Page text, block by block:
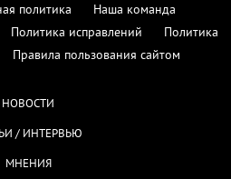
политика
Наша команда
Политика исправлений
Политика
Правила пользования сайтом
НОВОСТИ
/ ИНТЕРВЬЮ
МНЕНИЯ